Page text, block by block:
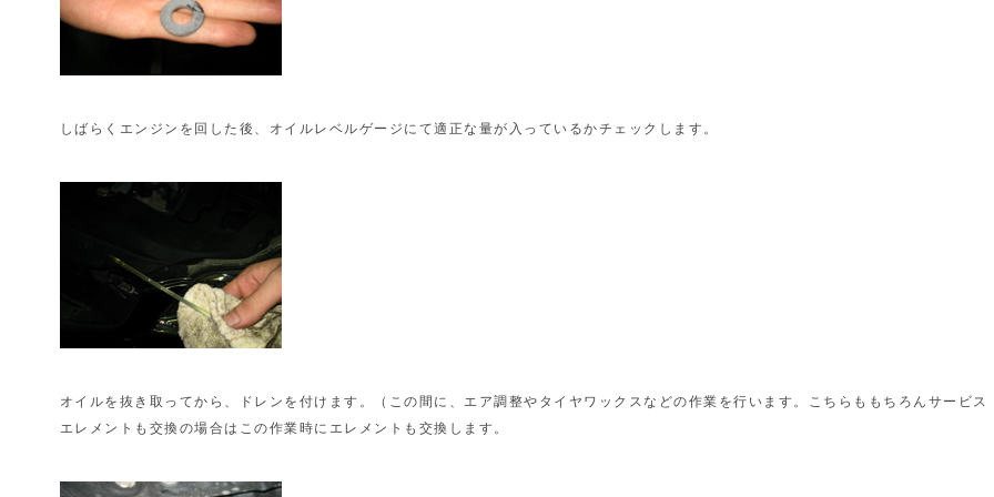
しばらくエンジンを回した後、オイルレベルゲージにて適正な量が入っているかチェックします。
オイルを抜き取ってから、ドレンを付けます。（この間に、エア調整やタイヤワックスなどの作業を行います。こちらももちろんサービス
エレメントも交換の場合はこの作業時にエレメントも交換します。